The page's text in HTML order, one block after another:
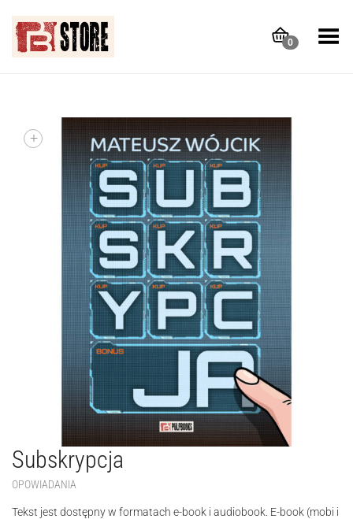
0
Toggle Menu
+
Subskrypcja
OPOWIADANIA
Tekst jest dostępny w formatach e-book i audiobook. E-book (mobi i